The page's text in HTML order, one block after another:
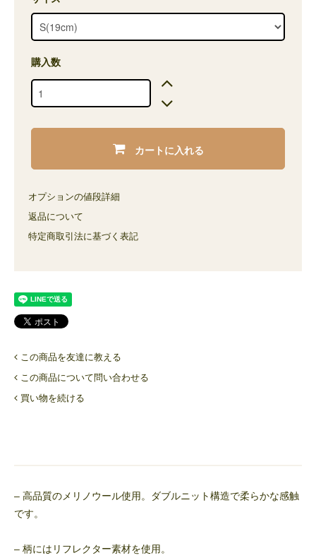
購入数
カートに入れる
オプションの値段詳細
返品について
特定商取引法に基づく表記
この商品を友達に教える
この商品について問い合わせる
買い物を続ける
– 高品質のメリノウール使用。ダブルニット構造で柔らかな感触
です。
– 柄にはリフレクター素材を使用。